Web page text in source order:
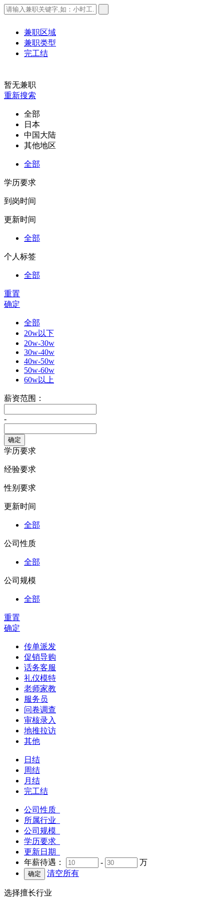
兼职区域
兼职类型
完工结
暂无兼职
重新搜索
全部
日本
中国大陆
其他地区
全部
学历要求
到岗时间
更新时间
全部
个人标签
全部
重置
确定
全部
20w以下
20w-30w
30w-40w
40w-50w
50w-60w
60w以上
薪资范围：
-
学历要求
经验要求
性别要求
更新时间
全部
公司性质
全部
公司规模
全部
重置
确定
传单派发
促销导购
话务客服
礼仪模特
老师家教
服务员
问卷调查
审核录入
地推拉访
其他
日结
周结
月结
完工结
公司性质
所属行业
公司规模
学历要求
更新日期
年薪待遇：
-
万
清空所有
选择擅长行业